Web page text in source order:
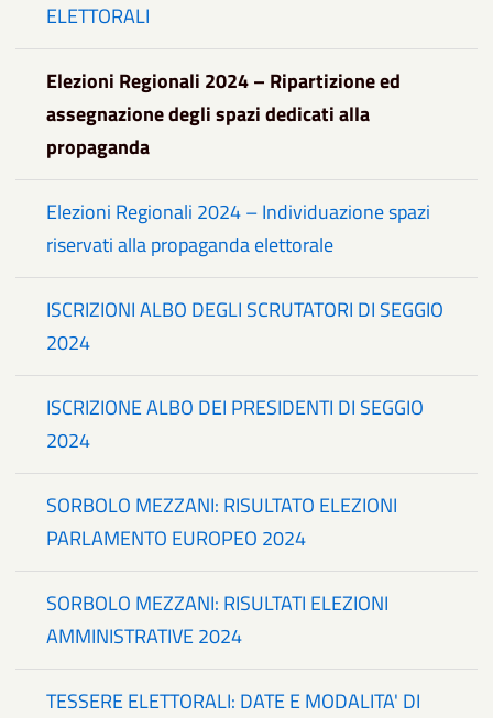
ELETTORALI
Elezioni Regionali 2024 – Ripartizione ed
assegnazione degli spazi dedicati alla
propaganda
Elezioni Regionali 2024 – Individuazione spazi
riservati alla propaganda elettorale
ISCRIZIONI ALBO DEGLI SCRUTATORI DI SEGGIO
2024
ISCRIZIONE ALBO DEI PRESIDENTI DI SEGGIO
2024
SORBOLO MEZZANI: RISULTATO ELEZIONI
PARLAMENTO EUROPEO 2024
SORBOLO MEZZANI: RISULTATI ELEZIONI
AMMINISTRATIVE 2024
TESSERE ELETTORALI: DATE E MODALITA' DI